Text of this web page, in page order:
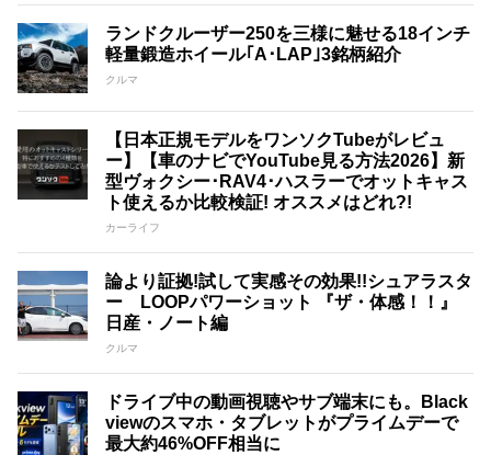
ランドクルーザー250を三様に魅せる18インチ
軽量鍛造ホイール｢A･LAP｣3銘柄紹介
クルマ
【日本正規モデルをワンソクTubeがレビュ
ー】【車のナビでYouTube見る方法2026】新
型ヴォクシー･RAV4･ハスラーでオットキャス
ト使えるか比較検証! オススメはどれ?!
カーライフ
論より証拠!試して実感その効果!!シュアラスタ
ー LOOPパワーショット 『ザ・体感！！』
日産・ノート編
クルマ
ドライブ中の動画視聴やサブ端末にも。Black
viewのスマホ・タブレットがプライムデーで
最大約46%OFF相当に